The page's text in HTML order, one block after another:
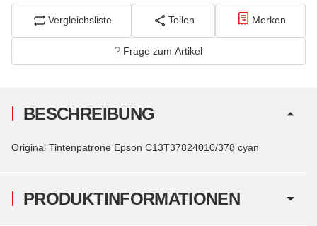
Vergleichsliste Teilen Merken
Frage zum Artikel
PRODUKTINFORMATIONEN
BESCHREIBUNG
Original Tintenpatrone Epson C13T37824010/378 cyan